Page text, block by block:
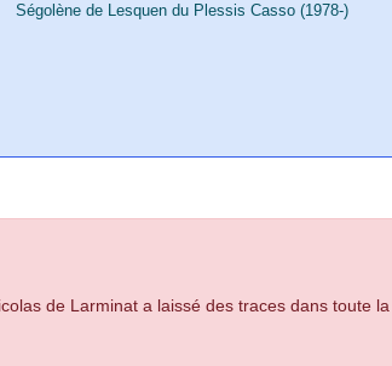
Ségolène de Lesquen du Plessis Casso (1978-)
de Larminat a laissé des traces dans toute